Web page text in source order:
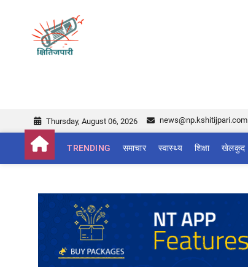
Thursday, August 06, 2026 news@np.kshitijpari.com
TRENDING समाचार स्वास्थ्य शिक्षा खेलकुद